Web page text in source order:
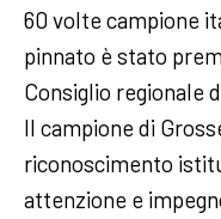
60 volte campione
pinnato è stato
Consiglio regionale
Il campione di
riconoscimento
attenzione e